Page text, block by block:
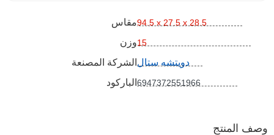
مقاس94.5 x 27.5 x 28.5
وزن15
الشركة المصنعة دويتشه ستال
الباركود 6947372551966
وصف المنتج